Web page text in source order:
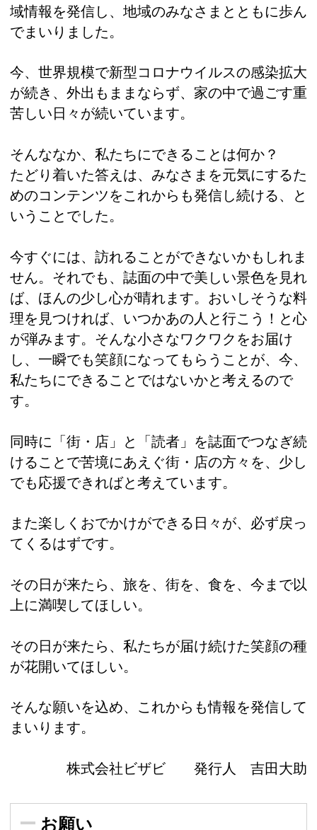
域情報を発信し、地域のみなさまとともに歩ん
でまいりました。
今、世界規模で新型コロナウイルスの感染拡大
が続き、外出もままならず、家の中で過ごす重
苦しい日々が続いています。
そんななか、私たちにできることは何か？
たどり着いた答えは、みなさまを元気にするた
めのコンテンツをこれからも発信し続ける、と
いうことでした。
今すぐには、訪れることができないかもしれま
せん。それでも、誌面の中で美しい景色を見れ
ば、ほんの少し心が晴れます。おいしそうな料
理を見つければ、いつかあの人と行こう！と心
が弾みます。そんな小さなワクワクをお届け
し、一瞬でも笑顔になってもらうことが、今、
私たちにできることではないかと考えるので
す。
同時に「街・店」と「読者」を誌面でつなぎ続
けることで苦境にあえぐ街・店の方々を、少し
でも応援できればと考えています。
また楽しくおでかけができる日々が、必ず戻っ
てくるはずです。
その日が来たら、旅を、街を、食を、今まで以
上に満喫してほしい。
その日が来たら、私たちが届け続けた笑顔の種
が花開いてほしい。
そんな願いを込め、これからも情報を発信して
まいります。
株式会社ビザビ 発行人 吉田大助
お願い